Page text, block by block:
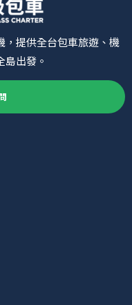
，提供全台包車旅遊、機
出發。